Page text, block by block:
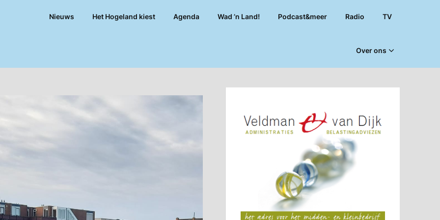
Nieuws Het Hogeland kiest Agenda Wad ’n Land! Podcast&meer Radio TV
Over ons